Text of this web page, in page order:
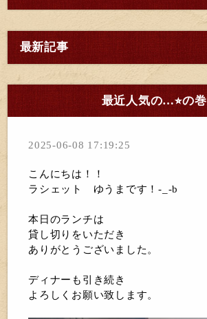
最新記事
最近人気の…⭐︎の巻
2025-06-08 17:19:25
こんにちは！！
ラシェット ゆうまです！-_-b
本日のランチは
貸し切りをいただき
ありがとうございました。
ディナーも引き続き
よろしくお願い致します。